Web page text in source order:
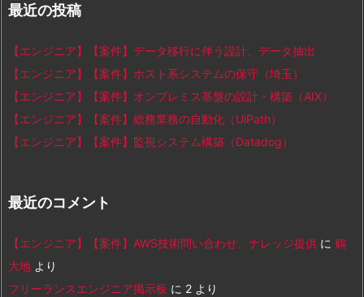
最近の投稿
【エンジニア】【案件】データ移行に伴う設計、データ抽出
【エンジニア】【案件】ホスト系システムの保守（埼玉）
【エンジニア】【案件】オンプレミス基盤の設計・構築（AIX）
【エンジニア】【案件】総務業務の自動化（UiPath）
【エンジニア】【案件】監視システム構築（Datadog）
最近のコメント
【エンジニア】【案件】AWS技術問い合わせ、ナレッジ提供 に 鶴
大地 より
フリーランスエンジニア掲示板 に 2 より